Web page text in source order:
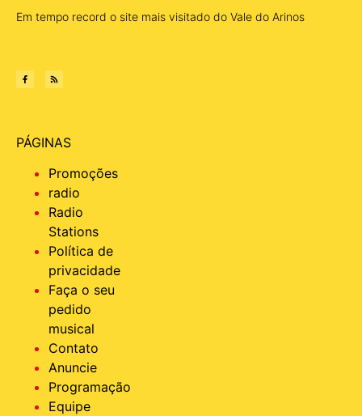
Em tempo record o site mais visitado do Vale do Arinos
PÁGINAS
Promoções
radio
Radio
Stations
Política de
privacidade
Faça o seu
pedido
musical
Contato
Anuncie
Programação
Equipe